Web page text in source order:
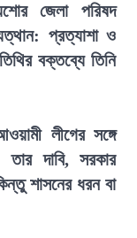
জেলা পরিষদ
প্রত্যাশা ও
বক্তব্যে তিনি
লীগের সঙ্গে
দাবি, সরকার
শাসনের ধরন বা